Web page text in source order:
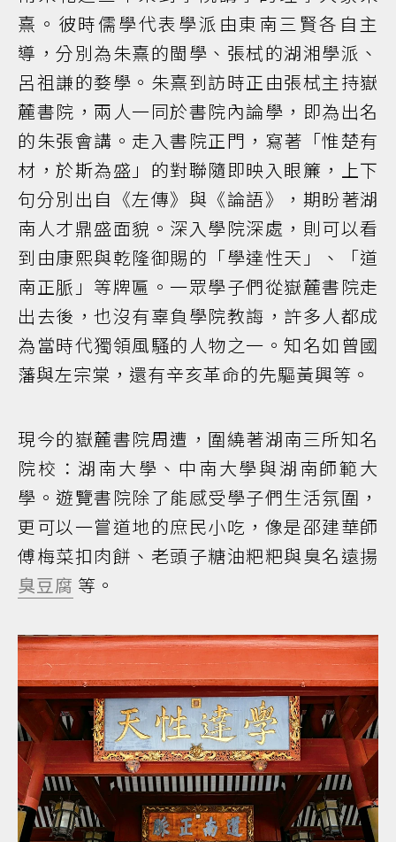
熹。彼時儒學代表學派由東南三賢各自主
導，分別為朱熹的閩學、張栻的湖湘學派、
呂祖謙的婺學。朱熹到訪時正由張栻主持嶽
麓書院，兩人一同於書院內論學，即為出名
的朱張會講。走入書院正門，寫著「惟楚有
材，於斯為盛」的對聯隨即映入眼簾，上下
句分別出自《左傳》與《論語》，期盼著湖
南人才鼎盛面貌。深入學院深處，則可以看
到由康熙與乾隆御賜的「學達性天」、「道
南正脈」等牌匾。一眾學子們從嶽麓書院走
出去後，也沒有辜負學院教誨，許多人都成
為當時代獨領風騷的人物之一。知名如曾國
藩與左宗棠，還有辛亥革命的先驅黃興等。
現今的嶽麓書院周遭，圍繞著湖南三所知名
院校：湖南大學、中南大學與湖南師範大
學。遊覽書院除了能感受學子們生活氛圍，
更可以一嘗道地的庶民小吃，像是邵建華師
傅梅菜扣肉餅、老頭子糖油粑粑與臭名遠揚
臭豆腐 等。